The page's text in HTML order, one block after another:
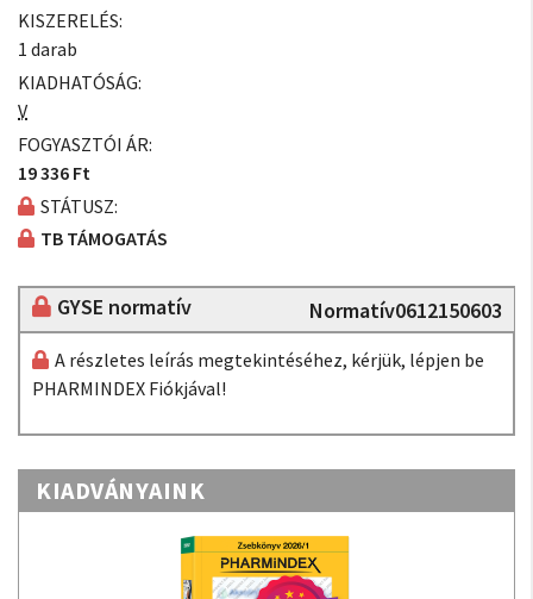
KISZERELÉS:
1 darab
KIADHATÓSÁG:
V
FOGYASZTÓI ÁR:
19 336 Ft
STÁTUSZ:
TB TÁMOGATÁS
GYSE normatív Normatív0612150603
A részletes leírás megtekintéséhez, kérjük, lépjen be
PHARMINDEX Fiókjával!
KIADVÁNYAINK